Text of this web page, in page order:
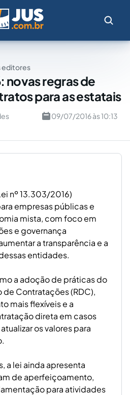
editores
novas regras de
para as estatais
09/07/2016 às 10:13
nº 13.303/2016)
empresas públicas e
mista, com foco em
e governança
a transparência e a
entidades.
a adoção de práticas do
Contratações (RDC),
mais flexíveis e a
direta em casos
os valores para
a lei ainda apresenta
de aperfeiçoamento,
para atividades